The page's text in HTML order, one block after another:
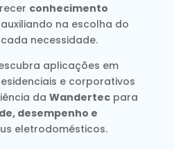
conhecimento
na escolha do
necessidade.
aplicações em
e corporativos
da Wandertecpara
desempenho e
eletrodomésticos.